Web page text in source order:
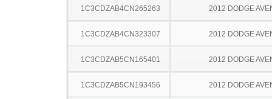
1C3CDZAB4CN265263 2012 DODGE
1C3CDZAB4CN323307 2012 DODGE
1C3CDZAB5CN165401 2012 DODGE
1C3CDZAB5CN193456 2012 DODGE